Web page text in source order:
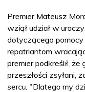
Premier Mateusz
wziął udział w
dotyczącego pomocy
repatriantom
premier podkreślił,
przeszłości zsyłani,
sercu. "Dlatego my